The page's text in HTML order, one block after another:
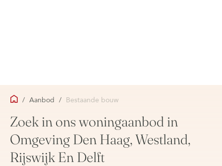
/ Aanbod / Bestaande bouw
Zoek in ons woningaanbod in
Omgeving Den Haag, Westland,
Rijswijk En Delft